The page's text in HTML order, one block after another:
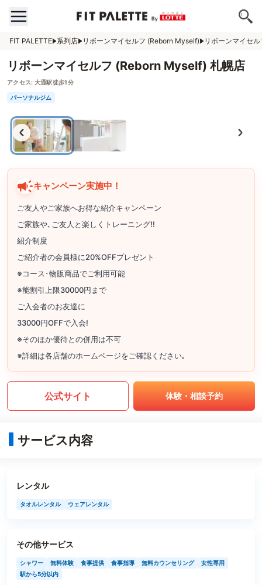
FIT PALETTE 系列店 リボーンマイセルフ (Reborn Myself) リボーンマイセ
リボーンマイセルフ (Reborn Myself) 札幌店
アクセス: 大通駅徒歩1分
パーソナルジム
キャンペーン実施中！
ご友人やご家族へお得な紹介キャンペーン
ご家族や､ご友人と楽しくトレーニング!!
紹介制度
ご紹介者の会員様に20%OFFプレゼント
※コース･物販商品でご利用可能
※能割引上限30000円まで
ご入会者のお友達に
33000円OFFで入会!
※そのほか優待との併用は不可
※詳細は各店舗のホームページをご確認ください｡
公式サイト 体験・相談予約
サービス内容
レンタル
タオルレンタル ウェアレンタル
その他サービス
シャワー 無料体験 食事提供 食事指導 無料カウンセリング
女性専用
駅から5分以内